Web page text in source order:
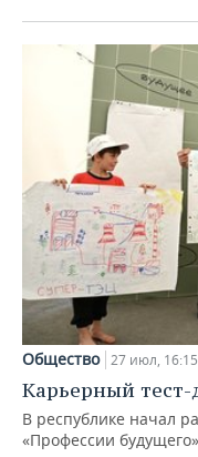
Общество 27 июл, 16:15
Карьерный
В республике начал
«Профессии будущего»